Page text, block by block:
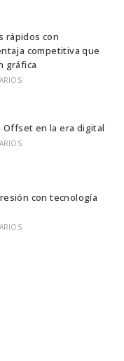
rápidos con
competitiva que
gráfica
en la era digital
con tecnología